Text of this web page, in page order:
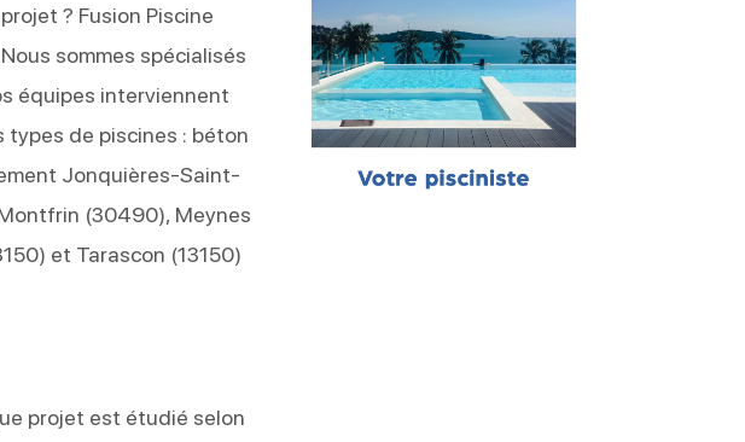
? Fusion Piscine
sommes spécialisés
équipes interviennent
types de piscines : béton
Jonquières-Saint-
(30490), Meynes
et Tarascon (13150)
projet est étudié selon